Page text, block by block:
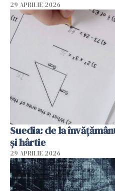
29 APRILIE 2026
Suedia: de la
și hârtie
29 APRILIE 2026